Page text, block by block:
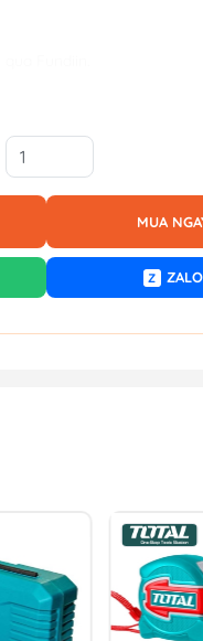
MUA
Z ZALO